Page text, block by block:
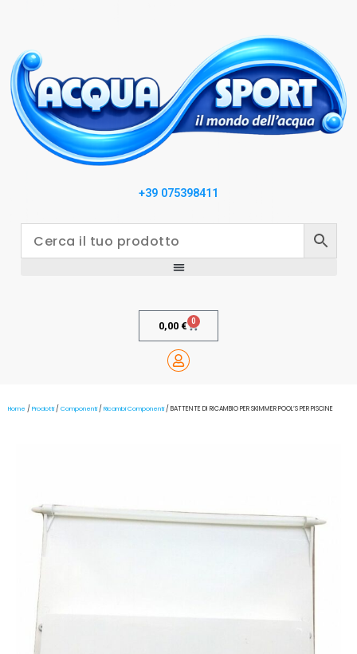
+39 075398411
0,00 € 0
Home / Prodotti/ Componenti/ Ricambi Componenti/ BATTENTE DI RICAMBIO PER SKIMMER POOL’S PER PISCINE